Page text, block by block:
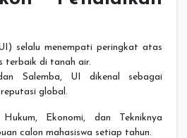
selalu menempati peringkat atas
terbaik di tanah air.
Salemba, UI dikenal sebagai
global.
Ekonomi, dan Tekniknya
calon mahasiswa setiap tahun.